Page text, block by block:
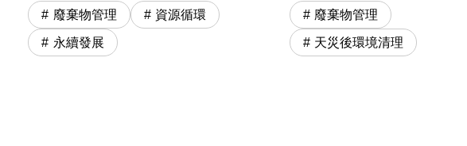
廢棄物管理 資源循環
永續發展
廢棄物管理
天災後環境清理